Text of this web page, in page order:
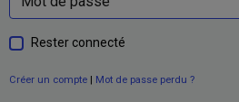
Rester connecté
Créer un compte | Mot de passe perdu ?